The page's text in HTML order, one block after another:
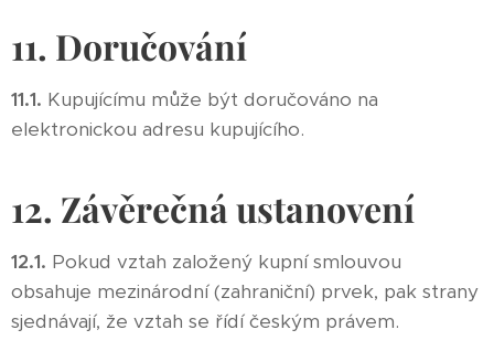
11. Doručování
11.1. Kupujícímu může být doručováno na
elektronickou adresu kupujícího.
12. Závěrečná ustanovení
12.1. Pokud vztah založený kupní smlouvou
obsahuje mezinárodní (zahraniční) prvek, pak strany
sjednávají, že vztah se řídí českým právem.